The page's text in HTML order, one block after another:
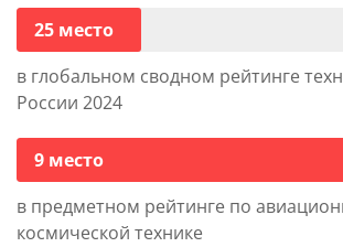
25 место
в глобальном сводном рейтинге
России 2024
9 место
в предметном рейтинге по
космической технике